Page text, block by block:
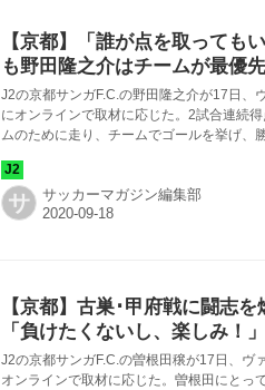
【京都】「誰が点を取っても
も野田隆之介はチームが最優
J2の京都サンガF.C.の野田隆之介が17日、
にオンラインで取材に応じた。2試合連続
ムのために走り、チームでゴールを挙げ、
サ サッカーマガジン編集部
【京都】古巣･甲府戦に闘志
「負けたくないし、楽しみ！」
J2の京都サンガF.C.の曽根田穣が17日、ヴ
オンラインで取材に応じた。曽根田にとっ